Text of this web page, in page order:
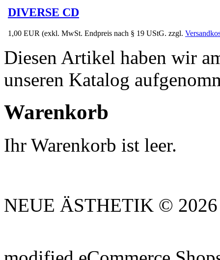
DIVERSE CD
1,00 EUR (exkl. MwSt. Endpreis nach § 19 UStG. zzgl.
Diesen Artikel haben wir
unseren Katalog
Warenkorb
Ihr Warenkorb ist leer.
NEUE ÄSTHETIK ©